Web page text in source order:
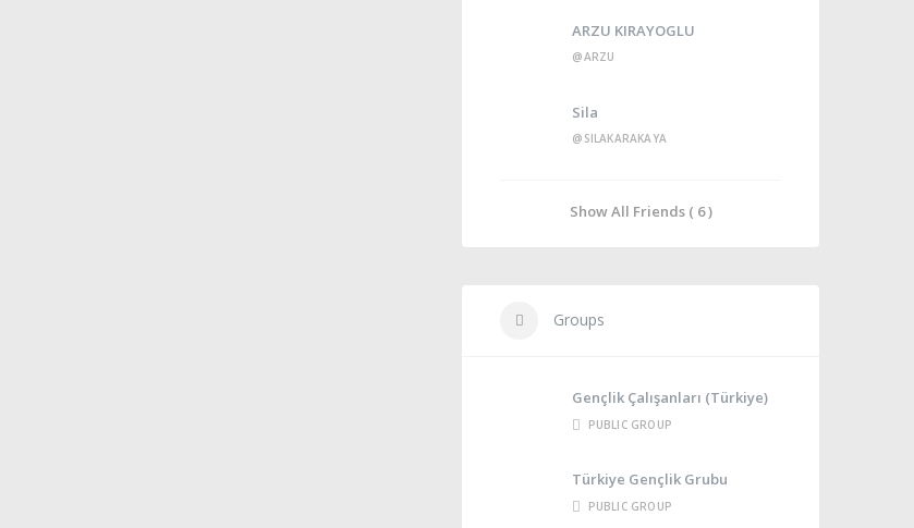
ARZU KIRAYOGLU
@ARZU
Sila
@SILAKARAKAYA
Show All Friends ( 6 )
Groups
Gençlik Çalışanları (Türkiye)
PUBLIC GROUP
Türkiye Gençlik Grubu
PUBLIC GROUP